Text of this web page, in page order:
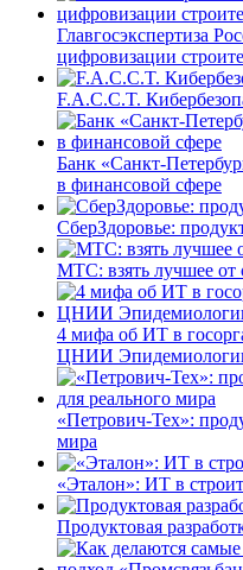
Главгосэкспертиза
цифровизации
F.A.C.C.T.
Банк «Санкт-
в финансовой сфере
СберЗдоровье:
МТС: взять лучшее от
4 мифа об ИТ в
ЦНИИ Эпидемиологии
«Петрович-Тех»:
мира
«Эталон»: ИТ в
Продуктовая